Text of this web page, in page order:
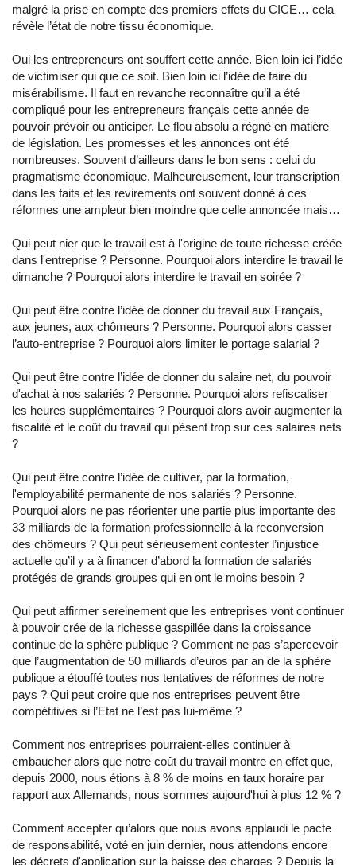
malgré la prise en compte des premiers effets du CICE… cela
révèle l’état de notre tissu économique.
Oui les entrepreneurs ont souffert cette année. Bien loin ici l’idée
de victimiser qui que ce soit. Bien loin ici l’idée de faire du
misérabilisme. Il faut en revanche reconnaître qu’il a été
compliqué pour les entrepreneurs français cette année de
pouvoir prévoir ou anticiper. Le flou absolu a régné en matière
de législation. Les promesses et les annonces ont été
nombreuses. Souvent d’ailleurs dans le bon sens : celui du
pragmatisme économique. Malheureusement, leur transcription
dans les faits et les revirements ont souvent donné à ces
réformes une ampleur bien moindre que celle annoncée mais…
Qui peut nier que le travail est à l'origine de toute richesse créée
dans l'entreprise ? Personne. Pourquoi alors interdire le travail le
dimanche ? Pourquoi alors interdire le travail en soirée ?
Qui peut être contre l’idée de donner du travail aux Français,
aux jeunes, aux chômeurs ? Personne. Pourquoi alors casser
l’auto-entreprise ? Pourquoi alors limiter le portage salarial ?
Qui peut être contre l’idée de donner du salaire net, du pouvoir
d'achat à nos salariés ? Personne. Pourquoi alors refiscaliser
les heures supplémentaires ? Pourquoi alors avoir augmenter la
fiscalité et le coût du travail qui pèsent trop sur ces salaires nets
?
Qui peut être contre l’idée de cultiver, par la formation,
l'employabilité permanente de nos salariés ? Personne.
Pourquoi alors ne pas réorienter une partie plus importante des
33 milliards de la formation professionnelle à la reconversion
des chômeurs ? Qui peut sérieusement contester l’injustice
actuelle qu’il y a à financer d’abord la formation de salariés
protégés de grands groupes qui en ont le moins besoin ?
Qui peut affirmer sereinement que les entreprises vont continuer
à pouvoir crée de la richesse gaspillée dans la croissance
continue de la sphère publique ? Comment ne pas s’apercevoir
que l’augmentation de 50 milliards d’euros par an de la sphère
publique a étouffé toutes nos tentatives de réformes de notre
pays ? Qui peut croire que nos entreprises peuvent être
compétitives si l’Etat ne l’est pas lui-même ?
Comment nos entreprises pourraient-elles continuer à
embaucher alors que notre coût du travail montre en effet que,
depuis 2000, nous étions à 8 % de moins en taux horaire par
rapport aux Allemands, nous sommes aujourd'hui à plus 12 % ?
Comment accepter qu’alors que nous avons applaudi le pacte
de responsabilité, voté en juin dernier, nous attendons encore
les décrets d'application sur la baisse des charges ? Depuis la